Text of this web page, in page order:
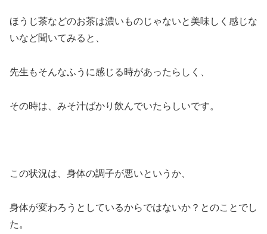
ほうじ茶などのお茶は濃いものじゃないと美味しく感じな
いなど聞いてみると、
先生もそんなふうに感じる時があったらしく、
その時は、みそ汁ばかり飲んでいたらしいです。
この状況は、身体の調子が悪いというか、
身体が変わろうとしているからではないか？とのことでし
た。